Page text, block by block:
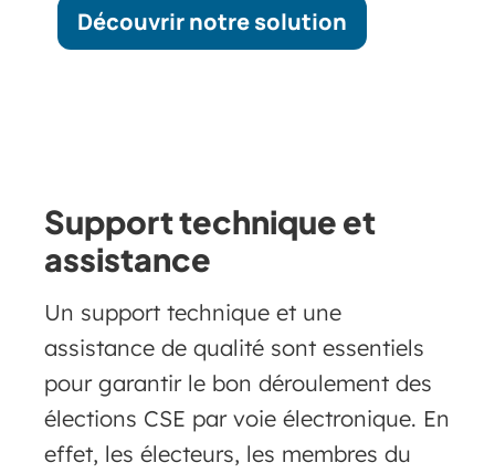
Découvrir notre solution
Support technique et
assistance
Un support technique et une
assistance de qualité sont essentiels
pour garantir le bon déroulement des
élections CSE par voie électronique. En
effet, les électeurs, les membres du